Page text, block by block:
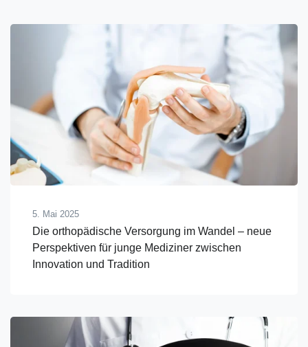
5. Mai 2025
Die orthopädische Versorgung im Wandel – neue
Perspektiven für junge Mediziner zwischen
Innovation und Tradition